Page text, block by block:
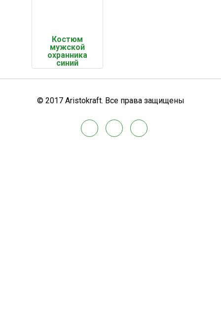
Костюм
мужской
охранника
синий
© 2017 Aristokraft. Все права защищены